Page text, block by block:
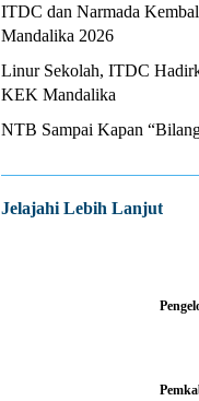
ITDC dan Narmada
Mandalika 2026
Linur Sekolah, ITDC
KEK Mandalika
NTB Sampai Kapan
Jelajahi Lebih Lanjut